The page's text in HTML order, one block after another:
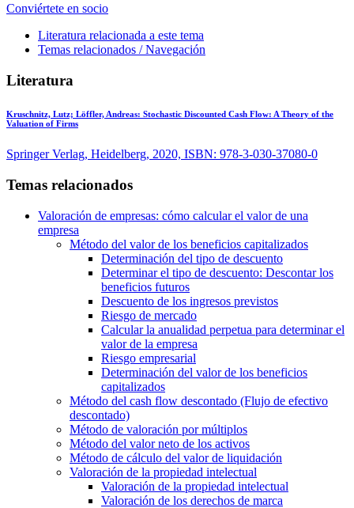
Conviértete en socio
Literatura relacionada a este tema
Temas relacionados / Navegación
Literatura
Kruschnitz, Lutz; Löffler, Andreas: Stochastic Discounted Cash Flow: A Theory of the
Valuation of Firms
Springer Verlag, Heidelberg, 2020, ISBN: 978-3-030-37080-0
Temas relacionados
Valoración de empresas: cómo calcular el valor de una
empresa
Método del valor de los beneficios capitalizados
Determinación del tipo de descuento
Determinar el tipo de descuento: Descontar los
beneficios futuros
Descuento de los ingresos previstos
Riesgo de mercado
Calcular la anualidad perpetua para determinar el
valor de la empresa
Riesgo empresarial
Determinación del valor de los beneficios
capitalizados
Método del cash flow descontado (Flujo de efectivo
descontado)
Método de valoración por múltiplos
Método del valor neto de los activos
Método de cálculo del valor de liquidación
Valoración de la propiedad intelectual
Valoración de la propiedad intelectual
Valoración de los derechos de marca